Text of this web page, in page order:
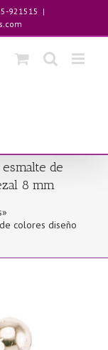
921515 |
de
8 mm
»
colores diseño